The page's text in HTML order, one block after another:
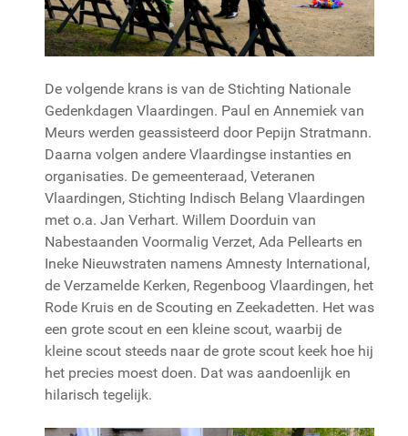
De volgende krans is van de Stichting Nationale
Gedenkdagen Vlaardingen. Paul en Annemiek van
Meurs werden geassisteerd door Pepijn Stratmann.
Daarna volgen andere Vlaardingse instanties en
organisaties. De gemeenteraad, Veteranen
Vlaardingen, Stichting Indisch Belang Vlaardingen
met o.a. Jan Verhart. Willem Doorduin van
Nabestaanden Voormalig Verzet, Ada Pellearts en
Ineke Nieuwstraten namens Amnesty International,
de Verzamelde Kerken, Regenboog Vlaardingen, het
Rode Kruis en de Scouting en Zeekadetten. Het was
een grote scout en een kleine scout, waarbij de
kleine scout steeds naar de grote scout keek hoe hij
het precies moest doen. Dat was aandoenlijk en
hilarisch tegelijk.